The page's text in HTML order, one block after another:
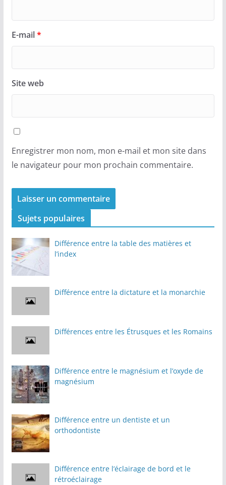
E-mail*
Site web
Enregistrer mon nom, mon e-mail et mon site dans
le navigateur pour mon prochain commentaire.
Sujets populaires
Différence entre la table des matières et
l’index
Différence entre la dictature et la monarchie
Différences entre les Étrusques et les Romains
Différence entre le magnésium et l’oxyde de
magnésium
Différence entre un dentiste et un
orthodontiste
Différence entre l’éclairage de bord et le
rétroéclairage